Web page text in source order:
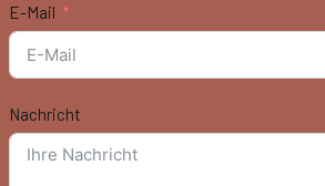
E-Mail
Nachricht